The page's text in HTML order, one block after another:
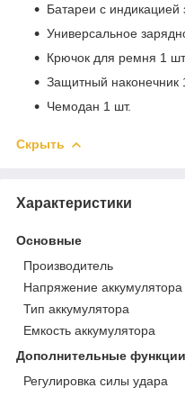
Батареи с индикацией
Универсальное
Крючок для ремня 1
Защитный наконечник
Чемодан 1 шт.
Скрыть
Характеристики
Основные
Производитель
Напряжение аккумулятора
Тип аккумулятора
Емкость аккумулятора
Дополнительные функции
Регулировка силы удара